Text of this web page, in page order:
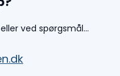
ved spørgsmål...